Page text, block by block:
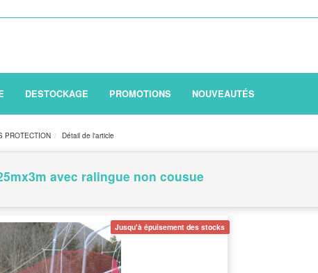
DESTOCKAGE PROMOTIONS NOUVEAUTÉS
PROTECTION Détail de l'article
avec ralingue non cousue
Jusqu'à épuisement des stocks